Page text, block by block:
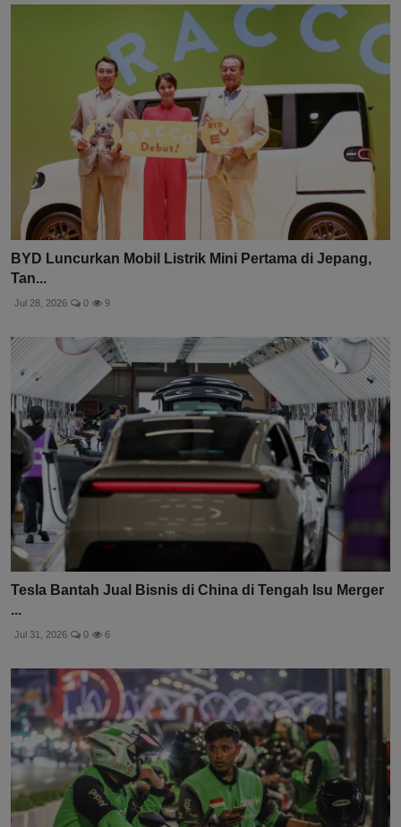
BYD Luncurkan Mobil Listrik Mini Pertama di Jepang,
Tan...
Jul 28, 2026 0 9
Tesla Bantah Jual Bisnis di China di Tengah Isu Merger
...
Jul 31, 2026 0 6